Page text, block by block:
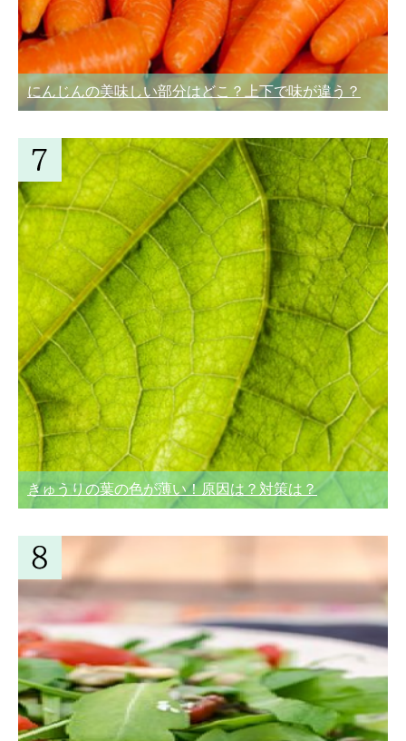
にんじんの美味しい部分はどこ？上下で味が違う？
きゅうりの葉の色が薄い！原因は？対策は？